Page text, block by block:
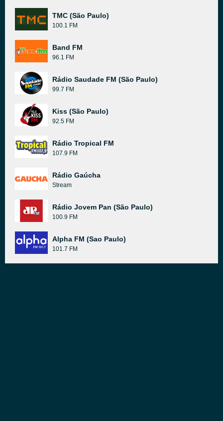
TMC (São Paulo)
100.1 FM
Band FM
96.1 FM
Rádio Saudade FM (São Paulo)
99.7 FM
Kiss (São Paulo)
92.5 FM
Rádio Tropical FM
107.9 FM
Rádio Gaúcha
Stream
Rádio Jovem Pan (São Paulo)
100.9 FM
Alpha FM (Sao Paulo)
101.7 FM